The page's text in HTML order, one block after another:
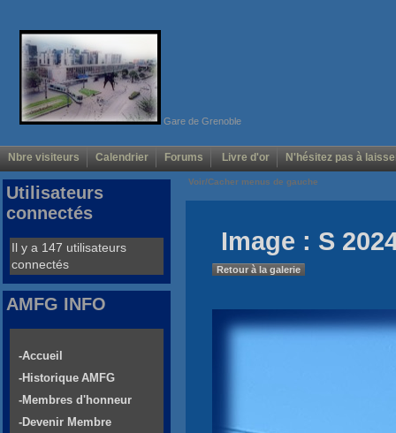
Gare de Grenoble
Nbre visiteurs Calendrier Forums Livre d'or N'hésitez pas à
Voir/Cacher menus de gauche
Image : S
Retour à la galerie
Utilisateurs
connectés
Il y a 147 utilisateurs
connectés
AMFG INFO
-Accueil
-Historique AMFG
-Membres d'honneur
-Devenir Membre